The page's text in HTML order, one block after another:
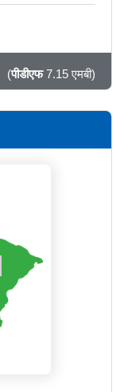
(पीडीएफ7.15 एमबी)